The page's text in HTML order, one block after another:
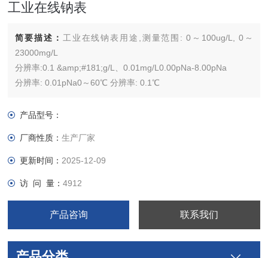
工业在线钠表
简要描述： 工业在线钠表用途,测量范围: 0～100ug/L, 0～
23000mg/L
分辨率:0.1 &amp;#181;g/L、0.01mg/L0.00pNa-8.00pNa
分辨率: 0.01pNa0～60℃ 分辨率: 0.1℃
产品型号：
厂商性质：生产厂家
更新时间： 2025-12-09
访 问 量：4912
产品咨询 联系我们